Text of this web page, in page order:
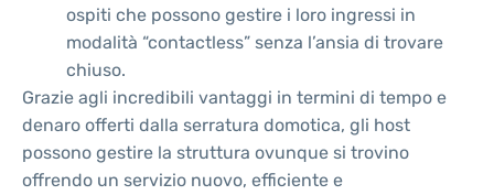
ospiti che possono gestire i loro ingressi in
modalità “contactless” senza l’ansia di trovare
chiuso.
Grazie agli incredibili vantaggi in termini di tempo e
denaro offerti dalla serratura domotica, gli host
possono gestire la struttura ovunque si trovino
offrendo un servizio nuovo, efficiente e